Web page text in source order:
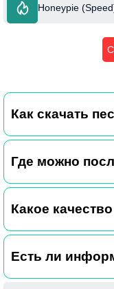
Honeypie
Как скачать
Где можно
Какое
Есть ли